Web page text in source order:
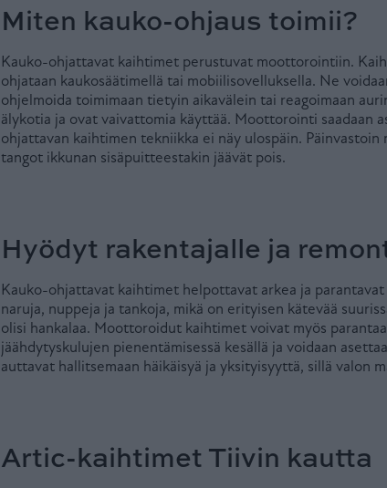
Miten kauko-ohjaus toimii?
Kauko-ohjattavat kaihtimet perustuvat moottorointiin.
ohjataan kaukosäätimellä tai mobiilisovelluksella. Ne
ohjelmoida toimimaan tietyin aikavälein tai reagoimaan
älykotia ja ovat vaivattomia käyttää. Moottorointi saadaan
ohjattavan kaihtimen tekniikka ei näy ulospäin.
tangot ikkunan sisäpuitteestakin jäävät pois.
Hyödyt rakentajalle ja
Kauko-ohjattavat kaihtimet helpottavat arkea ja
naruja, nuppeja ja tankoja, mikä on erityisen kätevää
olisi hankalaa. Moottoroidut kaihtimet voivat myös
jäähdytyskulujen pienentämisessä kesällä ja voidaan
auttavat hallitsemaan häikäisyä ja yksityisyyttä, sillä valon
Artic-kaihtimet Tiivin kautta